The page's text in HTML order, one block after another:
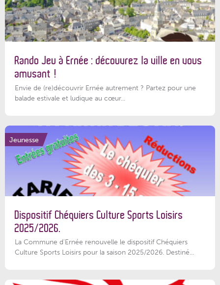
Rando Jeu à Ernée : découvrez la ville en vous
amusant !
Envie de (re)découvrir Ernée autrement ? Partez pour une
balade estivale et ludique au cœur...
Jeunesse
Dispositif Chéquiers Culture Sports Loisirs
2025/2026.
La Commune d'Ernée renouvelle le dispositif Chéquiers
Culture Sports Loisirs pour la saison 2025/2026. Destiné...